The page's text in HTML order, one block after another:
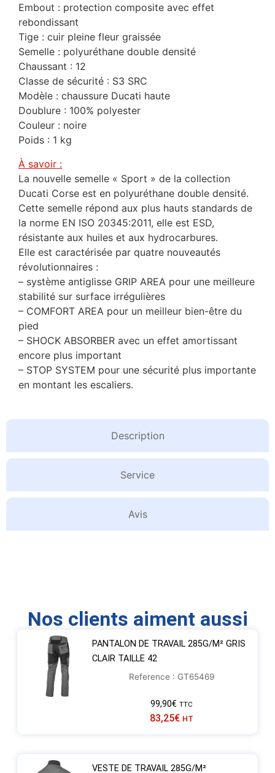
Description
Service
Avis
Embout : protection composite avec effet
rebondissant
Tige : cuir pleine fleur graissée
Semelle : polyuréthane double densité
Chaussant : 12
Classe de sécurité : S3 SRC
Modèle : chaussure Ducati haute
Doublure : 100% polyester
Couleur : noire
Poids : 1 kg
À savoir :
La nouvelle semelle « Sport » de la collection
Ducati Corse est en polyuréthane double densité.
Cette semelle répond aux plus hauts standards de
la norme EN ISO 20345:2011, elle est ESD,
résistante aux huiles et aux hydrocarbures.
Elle est caractérisée par quatre nouveautés
révolutionnaires :
– système antiglisse GRIP AREA pour une meilleure
stabilité sur surface irrégulières
– COMFORT AREA pour un meilleur bien-être du
pied
– SHOCK ABSORBER avec un effet amortissant
encore plus important
– STOP SYSTEM pour une sécurité plus importante
en montant les escaliers.
Nos clients aiment aussi
PANTALON DE TRAVAIL 285G/M² GRIS
CLAIR TAILLE 42
Reference : GT65469
99,90€ TTC
83,25€ HT
VESTE DE TRAVAIL 285G/M²